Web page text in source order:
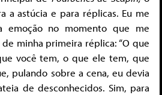
a astúcia e para réplicas. Eu me
emoção no momento que me
minha primeira réplica: “O que
você tem, o que ele tem, que
pulando sobre a cena, eu devia
de desconhecidos. Sim, para